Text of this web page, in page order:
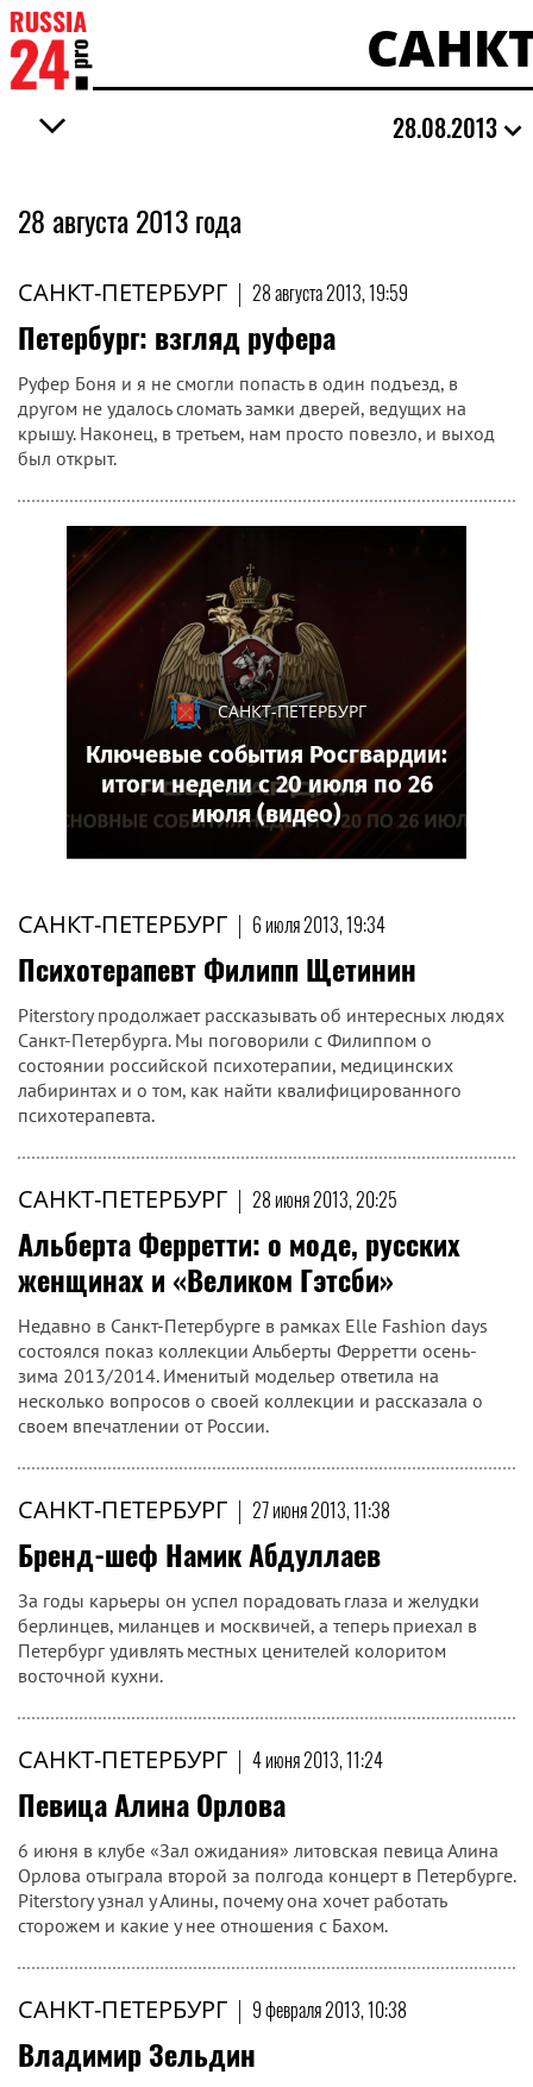
28.08.2013
28 августа 2013 года
САНКТ-ПЕТЕРБУРГ | 28 августа 2013, 19:59
Петербург: взгляд руфера
Руфер Боня и я не смогли попасть в один подъезд, в
другом не удалось сломать замки дверей, ведущих на
крышу. Наконец, в третьем, нам просто повезло, и выход
был открыт.
САНКТ-ПЕТЕРБУРГ | 6 июля 2013, 19:34
Психотерапевт Филипп Щетинин
Piterstory продолжает рассказывать об интересных людях
Санкт-Петербурга. Мы поговорили с Филиппом о
состоянии российской психотерапии, медицинских
лабиринтах и о том, как найти квалифицированного
психотерапевта.
САНКТ-ПЕТЕРБУРГ | 28 июня 2013, 20:25
Альберта Ферретти: о моде, русских
женщинах и «Великом Гэтсби»
Недавно в Санкт-Петербурге в рамках Elle Fashion days
состоялся показ коллекции Альберты Ферретти осень-
зима 2013/2014. Именитый модельер ответила на
несколько вопросов о своей коллекции и рассказала о
своем впечатлении от России.
САНКТ-ПЕТЕРБУРГ | 27 июня 2013, 11:38
Бренд-шеф Намик Абдуллаев
За годы карьеры он успел порадовать глаза и желудки
берлинцев, миланцев и москвичей, а теперь приехал в
Петербург удивлять местных ценителей колоритом
восточной кухни.
САНКТ-ПЕТЕРБУРГ | 4 июня 2013, 11:24
Певица Алина Орлова
6 июня в клубе «Зал ожидания» литовская певица Алина
Орлова отыграла второй за полгода концерт в Петербурге.
Piterstory узнал у Алины, почему она хочет работать
сторожем и какие у нее отношения с Бахом.
САНКТ-ПЕТЕРБУРГ | 9 февраля 2013, 10:38
Владимир Зельдин
САНКТ-ПЕТЕРБУРГ
Ключевые события Росгвардии:
итоги недели с 20 июля по 26
июля (видео)